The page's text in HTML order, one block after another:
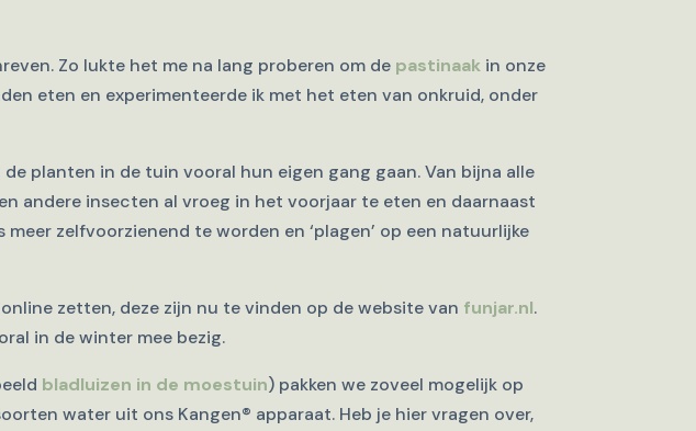
Zo lukte het me na lang proberen om de pastinaak in onze
eten en experimenteerde ik met het eten van onkruid, onder
planten in de tuin vooral hun eigen gang gaan. Van bijna alle
andere insecten al vroeg in het voorjaar te eten en daarnaast
zelfvoorzienend te worden en ‘plagen’ op een natuurlijke
zetten, deze zijn nu te vinden op de website van funjar.nl.
in de winter mee bezig.
bladluizen in de moestuin) pakken we zoveel mogelijk op
water uit ons Kangen® apparaat. Heb je hier vragen over,